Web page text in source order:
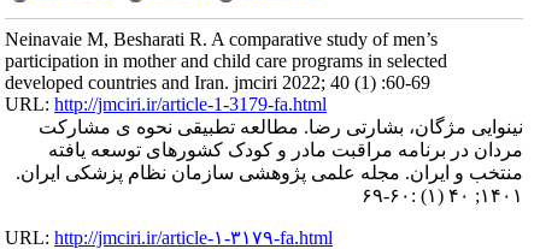
Neinavaie M, Besharati R. A comparative study of men’s
participation in mother and child care programs in selected
developed countries and Iran. jmciri 2022; 40 (1) :60-69
URL:http://jmciri.ir/article-1-3179-fa.html
نینوایی مژگان، بشارتی رضا. مطالعه تطبیقی نحوه ی مشارکت
مردان در برنامه مراقبت مادر و کودک کشورهای توسعه یافته
منتخب و ایران. مجله علمی پژوهشی سازمان نظام پزشکی ایران.
۱۴۰۱; ۴۰ (۱) :۶۰-۶۹
URL:http://jmciri.ir/article-۱-۳۱۷۹-fa.html